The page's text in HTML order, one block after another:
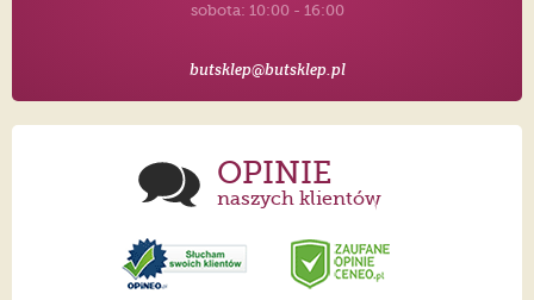
sobota: 10:00 - 16:00
butsklep@butsklep.pl
OPINIE
naszych klientów